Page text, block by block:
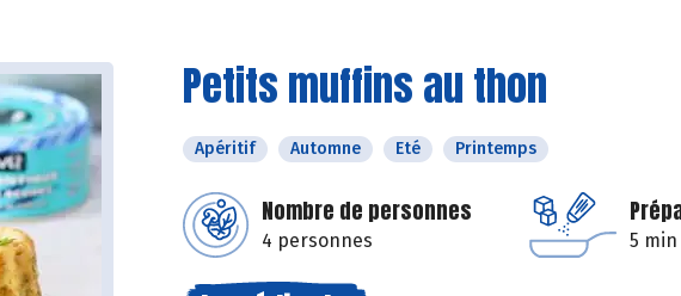
Petits muffins au thon
Apéritif Automne Eté Printemps
Nombre de personnes
4 personnes 5 min